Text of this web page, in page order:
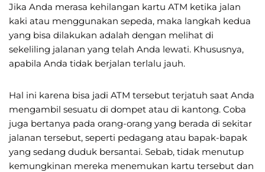
Jika Anda merasa kehilangan kartu ATM ketika jalan
kaki atau menggunakan sepeda, maka langkah kedua
yang bisa dilakukan adalah dengan melihat di
sekeliling jalanan yang telah Anda lewati. Khususnya,
apabila Anda tidak berjalan terlalu jauh.
Hal ini karena bisa jadi ATM tersebut terjatuh saat Anda
mengambil sesuatu di dompet atau di kantong. Coba
juga bertanya pada orang-orang yang berada di sekitar
jalanan tersebut, seperti pedagang atau bapak-bapak
yang sedang duduk bersantai. Sebab, tidak menutup
kemungkinan mereka menemukan kartu tersebut dan